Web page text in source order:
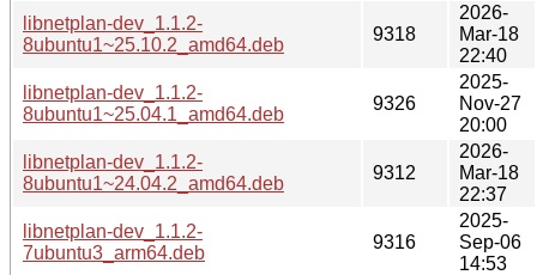
libnetplan-dev_1.1.2-
8ubuntu1~25.10.2_amd64.deb
9318
2026-
Mar-18
22:40
libnetplan-dev_1.1.2-
8ubuntu1~25.04.1_amd64.deb
9326
2025-
Nov-27
20:00
libnetplan-dev_1.1.2-
8ubuntu1~24.04.2_amd64.deb
9312
2026-
Mar-18
22:37
libnetplan-dev_1.1.2-
7ubuntu3_arm64.deb
9316
2025-
Sep-06
14:53